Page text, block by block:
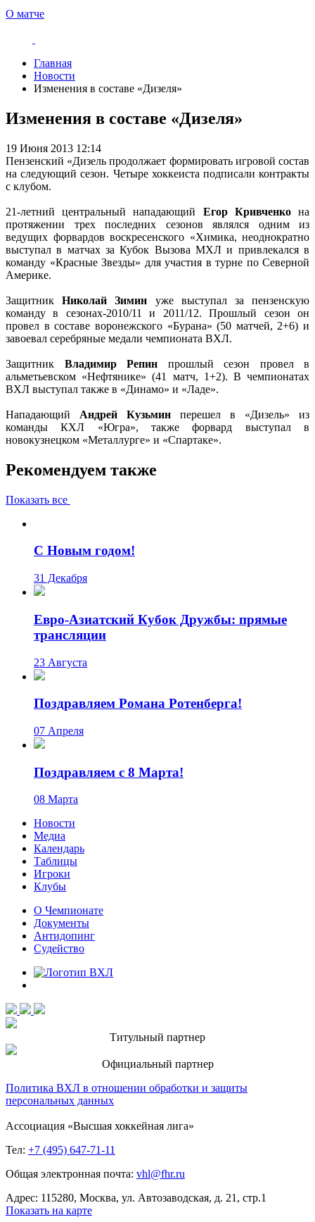
О матче
Главная
Новости
Изменения в составе «Дизеля»
Изменения в составе «Дизеля»
19 Июня 2013 12:14
Пензенский «Дизель продолжает формировать игровой состав
на следующий сезон. Четыре хоккеиста подписали контракты
с клубом.
21-летний центральный нападающий Егор Кривченкона
протяжении трех последних сезонов являлся одним из
ведущих форвардов воскресенского «Химика, неоднократно
выступал в матчах за Кубок Вызова МХЛ и привлекался в
команду «Красные Звезды» для участия в турне по Северной
Америке.
ЗащитникНиколай Зимин уже выступал за пензенскую
команду в сезонах-2010/11 и 2011/12. Прошлый сезон он
провел в составе воронежского «Бурана» (50 матчей, 2+6) и
завоевал серебряные медали чемпионата ВХЛ.
Защитник Владимир Репин прошлый сезон провел в
альметьевском «Нефтянике» (41 матч, 1+2). В чемпионатах
ВХЛ выступал также в «Динамо» и «Ладе».
Нападающий Андрей Кузьмин перешел в «Дизель» из
команды КХЛ «Югра», также форвард выступал в
новокузнецком «Металлурге» и «Спартаке».
Рекомендуем также
Показать все
C Новым годом!
31 Декабря
Евро-Азиатский Кубок Дружбы: прямые
трансляции
23 Августа
Поздравляем Романа Ротенберга!
07 Апреля
Поздравляем с 8 Марта!
08 Марта
Новости
Медиа
Календарь
Таблицы
Игроки
Клубы
О Чемпионате
Документы
Антидопинг
Судейство
Титульный партнер
Официальный партнер
Политика ВХЛ в отношении обработки и защиты
персональных данных
Ассоциация «Высшая хоккейная лига»
Тел: +7 (495) 647-71-11
Общая электронная почта: vhl@fhr.ru
Адрес: 115280, Москва, ул. Автозаводская, д. 21, стр.1
Показать на карте